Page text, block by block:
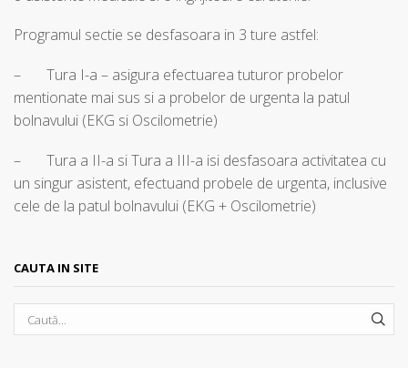
Programul sectie se desfasoara in 3 ture astfel:
– Tura I-a – asigura efectuarea tuturor probelor
mentionate mai sus si a probelor de urgenta la patul
bolnavului (EKG si Oscilometrie)
– Tura a II-a si Tura a III-a isi desfasoara activitatea cu
un singur asistent, efectuand probele de urgenta, inclusive
cele de la patul bolnavului (EKG + Oscilometrie)
CAUTA IN SITE